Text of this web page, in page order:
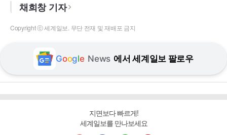
채희창 기자
Copyright ⓒ 세계일보. 무단 전재 및 재배포 금지
Google News 에서 세계일보 팔로우
지면보다 빠르게!
세계일보를 만나보세요